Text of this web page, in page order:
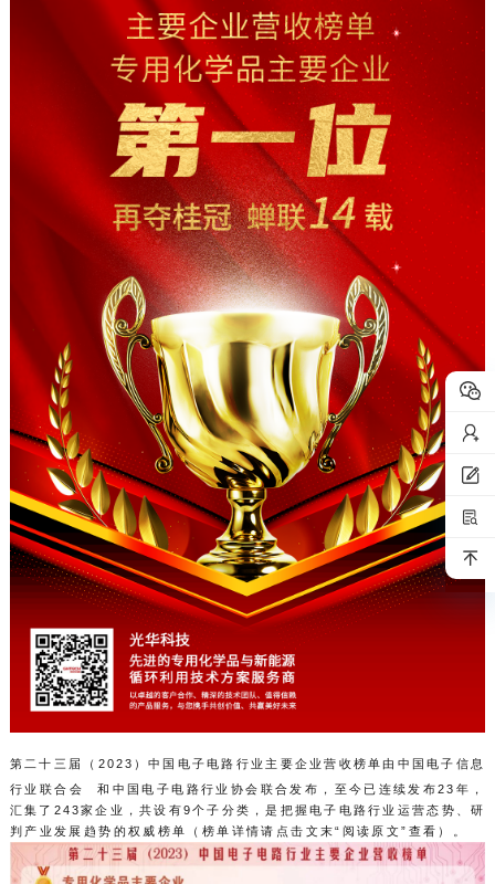
第二十三届（2023）中国电子电路行业主要企业营收榜单由 中国电子信息
行业联合会
和中国电子电路行业协会联合发布，至今已连续发布23年，
汇集了243家企业，共设有9个子分类，是把握电子电路行业运营态势、研
判产业发展趋势的权威榜单
（榜单详情请点击文末“阅读原文”查看）